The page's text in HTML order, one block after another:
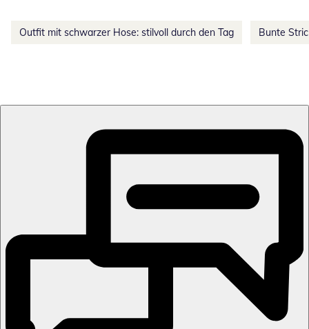
Outfit mit schwarzer Hose: stilvoll durch den Tag Bunte